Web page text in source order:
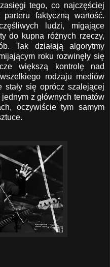
tego, co najczęściej
faktyczną wartość.
ludzi, migające
do kupna różnych rzeczy,
Tak działają algorytmy
roku rozwinęły się
większą kontrolę nad
rodzaju mediów
stały się oprócz szalejącej
z głównych tematów
oczywiście tym samym